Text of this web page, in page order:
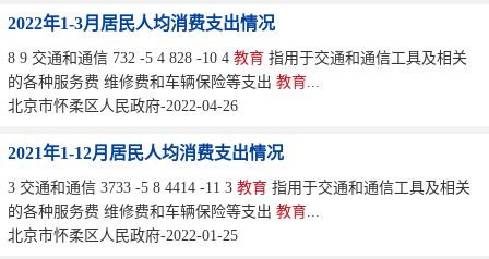
2022年1-3月居民人均消费支出情况
8 9 交通和通信 732 -5 4 828 -10 4 教育 指用于交通和通信工具及相关
的各种服务费 维修费和车辆保险等支出 教育
北京市怀柔区人民政府-2022-04-26
2021年1-12月居民人均消费支出情况
3 交通和通信 3733 -5 8 4414 -11 3 教育 指用于交通和通信工具及相关
的各种服务费 维修费和车辆保险等支出 教育
北京市怀柔区人民政府-2022-01-25